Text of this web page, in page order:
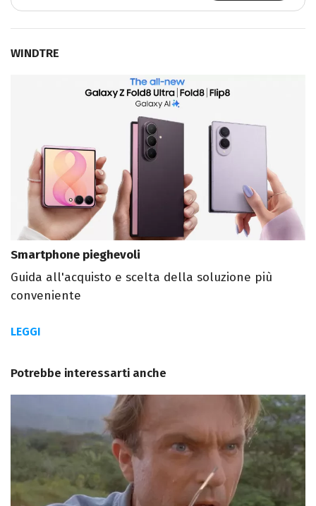
WINDTRE
Smartphone pieghevoli
Guida all'acquisto e scelta della soluzione più
conveniente
LEGGI
Potrebbe interessarti anche